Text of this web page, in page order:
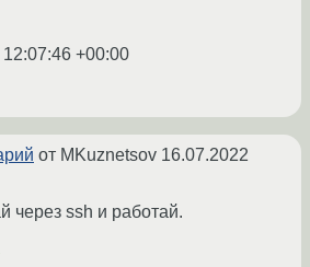
+00:00
от MKuznetsov 16.07.2022
через ssh и работай.